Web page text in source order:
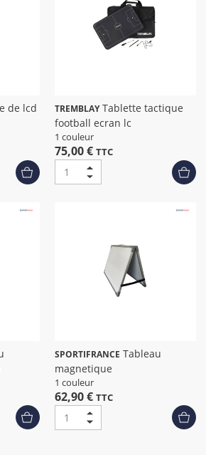
TREMBLAYTablette tactique
football ecran lc
1 couleur
75,00 € TTC
SPORTIFRANCE
magnetique
1 couleur
62,90 € TTC